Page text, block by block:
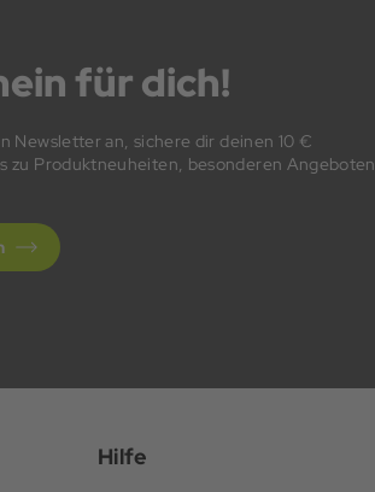
für dich!
Newsletter an, sichere dir deinen 10 €
zu Produktneuheiten, besonderen Angeboten
Hilfe